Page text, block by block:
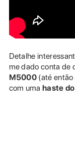
Detalhe
me dado conta de
M5000 (até então
com umahaste